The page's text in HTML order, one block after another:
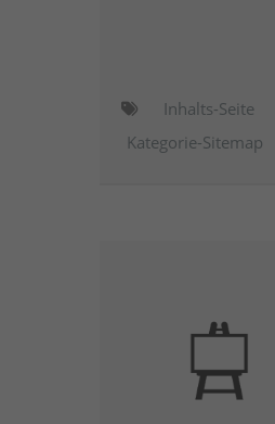
Inhalts-Seite
Kategorie-Sitemap